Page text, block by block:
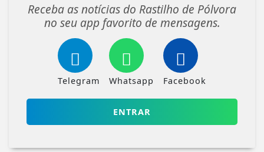
Receba as notícias do Rastilho de Pólvora
no seu app favorito de mensagens.
Telegram Whatsapp Facebook
ENTRAR